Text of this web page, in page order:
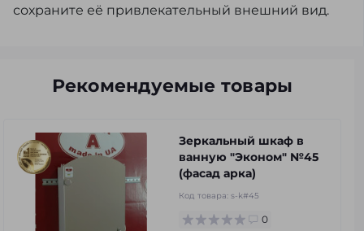
сохраните её привлекательный внешний вид.
Рекомендуемые товары
Зеркальный шкаф в
ванную "Эконом" №45
(фасад арка)
Код товара: s-k#45
0